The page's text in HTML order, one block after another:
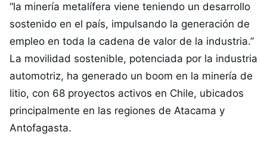
“la minería metalífera viene teniendo un desarrollo
sostenido en el país, impulsando la generación de
empleo en toda la cadena de valor de la industria.”
La movilidad sostenible, potenciada por la industria
automotriz, ha generado un boom en la minería de
litio, con 68 proyectos activos en Chile, ubicados
principalmente en las regiones de Atacama y
Antofagasta.